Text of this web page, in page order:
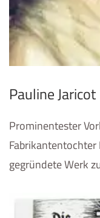
Pauline Jaricot
Prominentester
Fabrikantentochter
gegründete Werk